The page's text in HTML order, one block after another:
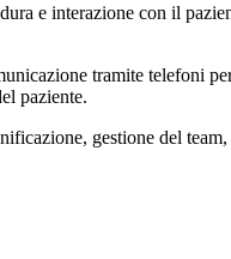
e interazione con il
tramite telefoni
paziente.
gestione del